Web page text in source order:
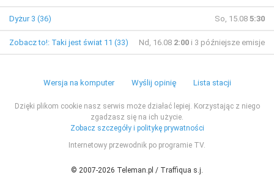
Dyżur 3 (36) So, 15.08 5:30
Zobacz to!: Taki jest świat 11 (33) Nd, 16.08 2:00 i 3 późniejsze emisje
Wersja na komputer Wyślij opinię Lista stacji
Dzięki plikom cookie nasz serwis może działać lepiej. Korzystając z niego
zgadzasz się na ich użycie.
Zobacz szczegóły i politykę prywatności
Internetowy przewodnik po programie TV.
© 2007-2026 Teleman.pl / Traffiqua s.j.